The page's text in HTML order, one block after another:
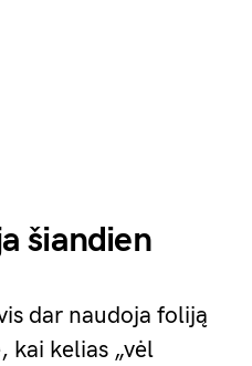
šiandien
dar naudoja foliją
kai kelias „vėl